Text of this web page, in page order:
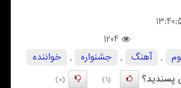
1204
, آهنگ , جشنواره ,
خواننده
پسندید؟
(1)
(0)